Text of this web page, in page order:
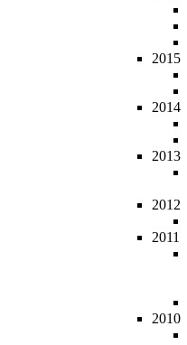
2015
2014
2013
2012
2011
2010